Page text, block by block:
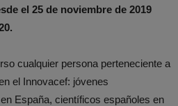
el 25 de noviembre de 2019
cualquier persona perteneciente a
el Innovacef: jóvenes
España, científicos españoles en